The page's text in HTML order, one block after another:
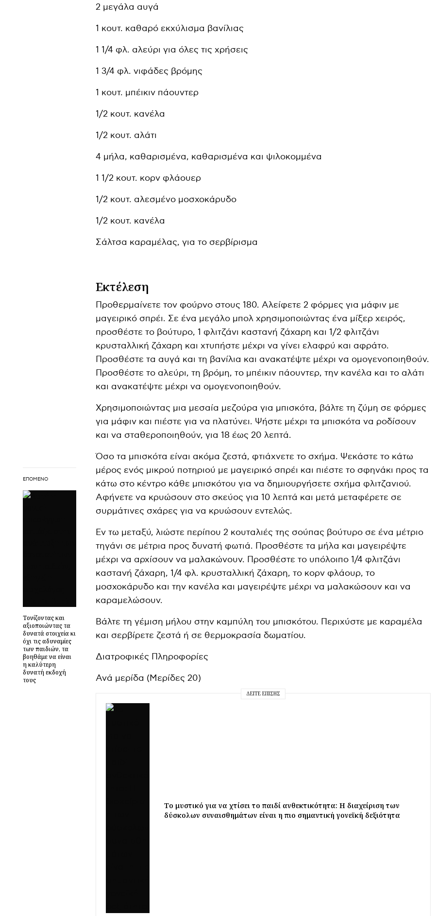
ΕΠΌΜΕΝΟ
Τονίζοντας και
αξιοποιώντας τα
δυνατά στοιχεία κι
όχι τις αδυναμίες
των παιδιών, τα
βοηθάμε να είναι
η καλύτερη
δυνατή εκδοχή
τους
2 μεγάλα αυγά
1 κουτ. καθαρό εκχύλισμα βανίλιας
1 1/4 φλ. αλεύρι για όλες τις χρήσεις
1 3/4 φλ. νιφάδες βρόμης
1 κουτ. μπέικιν πάουντερ
1/2 κουτ. κανέλα
1/2 κουτ. αλάτι
4 μήλα, καθαρισμένα, καθαρισμένα και ψιλοκομμένα
1 1/2 κουτ. κορν φλάουερ
1/2 κουτ. αλεσμένο μοσχοκάρυδο
1/2 κουτ. κανέλα
Σάλτσα καραμέλας, για το σερβίρισμα
Εκτέλεση
Προθερμαίνετε τον φούρνο στους 180. Αλείφετε 2 φόρμες για μάφιν με
μαγειρικό σπρέι. Σε ένα μεγάλο μπολ χρησιμοποιώντας ένα μίξερ χειρός,
προσθέστε το βούτυρο, 1 φλιτζάνι καστανή ζάχαρη και 1/2 φλιτζάνι
κρυσταλλική ζάχαρη και χτυπήστε μέχρι να γίνει ελαφρύ και αφράτο.
Προσθέστε τα αυγά και τη βανίλια και ανακατέψτε μέχρι να ομογενοποιηθούν.
Προσθέστε το αλεύρι, τη βρόμη, το μπέικιν πάουντερ, την κανέλα και το αλάτι
και ανακατέψτε μέχρι να ομογενοποιηθούν.
Χρησιμοποιώντας μια μεσαία μεζούρα για μπισκότα, βάλτε τη ζύμη σε φόρμες
για μάφιν και πιέστε για να πλατύνει. Ψήστε μέχρι τα μπισκότα να ροδίσουν
και να σταθεροποιηθούν, για 18 έως 20 λεπτά.
Όσο τα μπισκότα είναι ακόμα ζεστά, φτιάχνετε το σχήμα. Ψεκάστε το κάτω
μέρος ενός μικρού ποτηριού με μαγειρικό σπρέι και πιέστε το σφηνάκι προς τα
κάτω στο κέντρο κάθε μπισκότου για να δημιουργήσετε σχήμα φλιτζανιού.
Αφήνετε να κρυώσουν στο σκεύος για 10 λεπτά και μετά μεταφέρετε σε
συρμάτινες σχάρες για να κρυώσουν εντελώς.
Εν τω μεταξύ, λιώστε περίπου 2 κουταλιές της σούπας βούτυρο σε ένα μέτριο
τηγάνι σε μέτρια προς δυνατή φωτιά. Προσθέστε τα μήλα και μαγειρέψτε
μέχρι να αρχίσουν να μαλακώνουν. Προσθέστε το υπόλοιπο 1/4 φλιτζάνι
καστανή ζάχαρη, 1/4 φλ. κρυσταλλική ζάχαρη, το κορν φλάουρ, το
μοσχοκάρυδο και την κανέλα και μαγειρέψτε μέχρι να μαλακώσουν και να
καραμελώσουν.
Βάλτε τη γέμιση μήλου στην καμπύλη του μπισκότου. Περιχύστε με καραμέλα
και σερβίρετε ζεστά ή σε θερμοκρασία δωματίου.
Διατροφικές Πληροφορίες
Ανά μερίδα (Μερίδες 20)
ΔΕΊΤΕ ΕΠΊΣΗΣ
Το μυστικό για να χτίσει το παιδί ανθεκτικότητα: Η διαχείριση των
δύσκολων συναισθημάτων είναι η πιο σημαντική γονεϊκή δεξιότητα